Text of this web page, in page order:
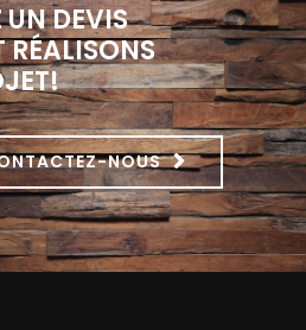
DEVIS
RÉALISONS
NOUS